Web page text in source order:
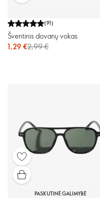
(91)
Šventinis dovanų vokas
1,29 €2,99 €
PASKUTINĖ GALIMYBĖ